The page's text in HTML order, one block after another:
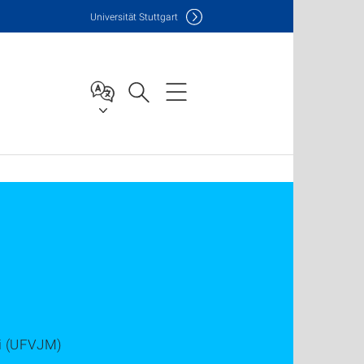
Universität Stuttgart
(UFVJM)